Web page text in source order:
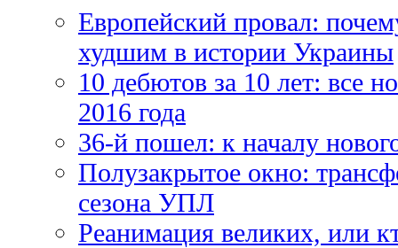
Европейский провал:
худшим в истории Украины
10 дебютов за 10 лет: все
2016 года
36-й пошел: к началу
Полузакрытое окно:
сезона УПЛ
Реанимация великих, или